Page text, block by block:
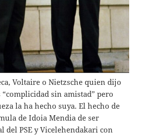
Voltaire o Nietzsche quien dijo
sin amistad” pero
la ha hecho suya. El hecho de
de Idoia Mendia de ser
del PSE y Vicelehendakari con